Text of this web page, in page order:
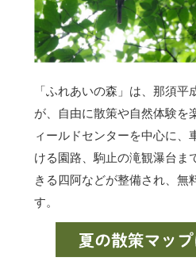
「ふれあいの森」は、那須平
が、自由に散策や自然体験を
ィールドセンターを中心に、
ける園路、駒止の滝観瀑台ま
きる四阿などが整備され、無
す。